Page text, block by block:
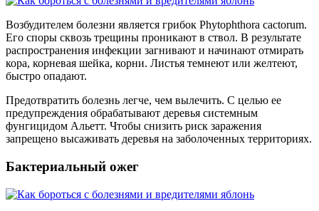
Возбудителем болезни является грибок Phytophthora cactorum.
Его споры сквозь трещины проникают в ствол. В результате
распространения инфекции загнивают и начинают отмирать
кора, корневая шейка, корни. Листья темнеют или желтеют,
быстро опадают.
Предотвратить болезнь легче, чем вылечить. С целью ее
предупреждения обрабатывают деревья системным
фунгицидом Альетт. Чтобы снизить риск заражения
запрещено высаживать деревья на заболоченных территориях.
Бактериальный ожег